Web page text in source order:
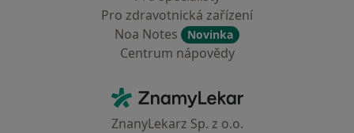
Pro zdravotnická zařízení
Noa Notes
Novinka
Centrum nápovědy
ZnamyLekar - Hlavní stránka
ZnanyLekarz Sp. z o.o.